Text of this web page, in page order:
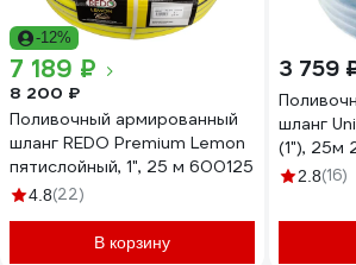
-12%
7 189 ₽
8 200 ₽
Поливочный армированный
шланг REDO Premium Lemon
пятислойный, 1", 25 м 600125
4.8(22)
В корзину
3 759
шланг
(1"), 25м
2.8(16)